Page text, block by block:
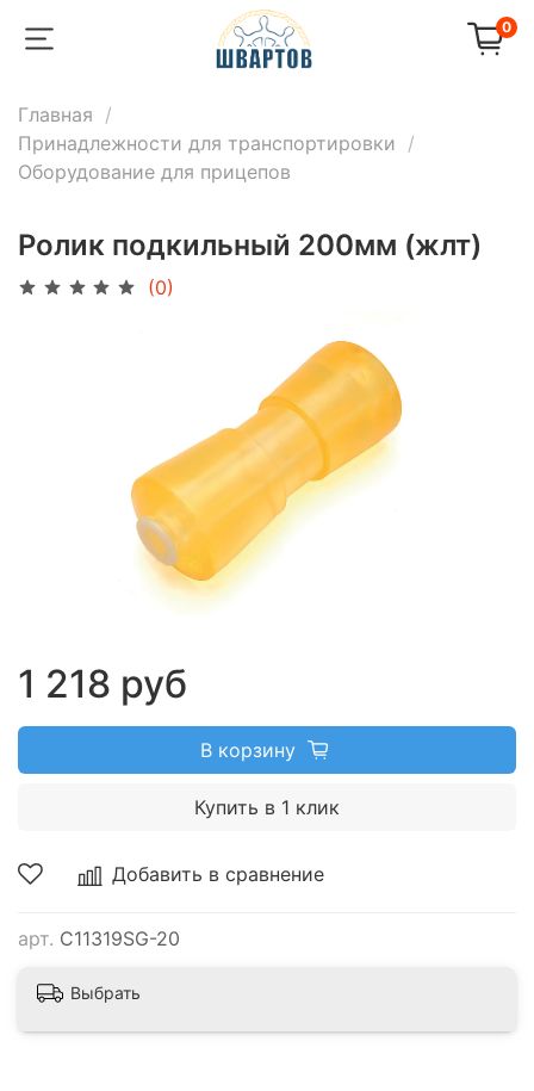
0
Главная
Принадлежности для транспортировки
Оборудование для прицепов
Ролик подкильный 200мм (жлт)
(0)
Добавить в сравнение
арт. C11319SG-20
1 218 руб
В корзину
Купить в 1 клик
Выбрать